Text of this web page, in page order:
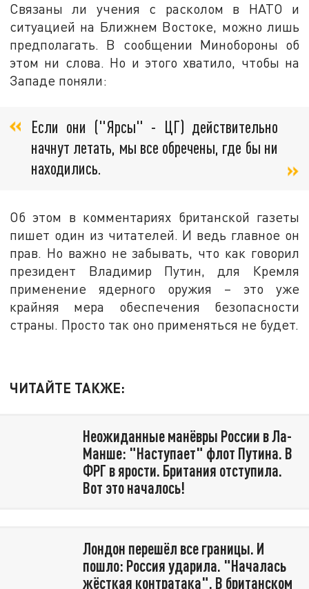
Связаны ли учения с расколом в НАТО и
ситуацией на Ближнем Востоке, можно лишь
предполагать. В сообщении Минобороны об
этом ни слова. Но и этого хватило, чтобы на
Западе поняли:
Если они ("Ярсы" - ЦГ) действительно
начнут летать, мы все обречены, где бы ни
находились.
Об этом в комментариях британской газеты
пишет один из читателей. И ведь главное он
прав. Но важно не забывать, что как говорил
президент Владимир Путин, для Кремля
применение ядерного оружия – это уже
крайняя мера обеспечения безопасности
страны. Просто так оно применяться не будет.
ЧИТАЙТЕ ТАКЖЕ:
Неожиданные манёвры России в Ла-
Манше: "Наступает" флот Путина. В
ФРГ в ярости. Британия отступила.
Вот это началось!
Лондон перешёл все границы. И
пошло: Россия ударила. "Началась
жёсткая контратака". В британском